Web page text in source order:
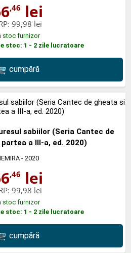
,46 lei
99,98 lei
stoc furnizor
stoc: 1 - 2 zile lucratoare
cumpără
sabiilor (Seria Cantec de
a III-a, ed. 2020)
- 2020
,46 lei
99,98 lei
stoc furnizor
stoc: 1 - 2 zile lucratoare
cumpără